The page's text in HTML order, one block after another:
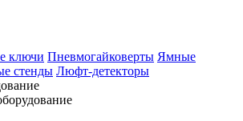
ключи Пневмогайковерты Ямные
стенды Люфт-детекторы